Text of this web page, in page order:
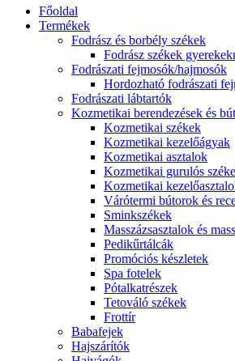
Főoldal
Termékek
Fodrász és borbély székek
Fodrász székek
Fodrászati fejmosók/hajmosók
Hordozható fodrászati
Fodrászati lábtartók
Kozmetikai berendezések és
Kozmetikai székek
Kozmetikai kezelőágyak
Kozmetikai asztalok
Kozmetikai gurulós
Kozmetikai
Várótermi bútorok és
Sminkszékek
Masszázsasztalok és
Pedikűrtálcák
Promóciós készletek
Spa fotelek
Pótalkatrészek
Tetováló székek
Frottír
Babafejek
Hajszárítók